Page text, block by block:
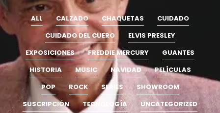
ALL CALZADO CHAQUETAS
CUIDADO
CUIDADO DEL CUERO
ELVIS PRESLEY
EXPOSICIONES
FREDDIE MERCURY
GUANTES
HISTORIA
MUSIC NAVIDAD
PELÍCULAS
POP
ROCK SERIES
SHOWROOM
SUSCRIPCIÓN
TECNOLOGÍA
UNCATEGORIZED